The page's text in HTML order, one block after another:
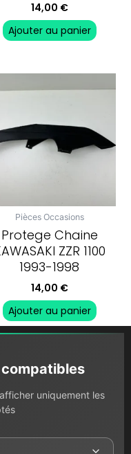
14,00 €
Ajouter au panier
Pièces Occasions
Protege Chaine
ZZR 1100
1993-1998
14,00 €
Ajouter au panier
uniquement les